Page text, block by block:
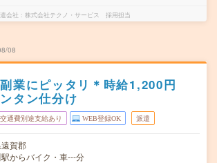
会社 株式会社テクノ・サービス 採用担当
08
副業にピッタリ＊時給1,200円
タン仕分け
交通費別途支給あり WEB登録OK 派遣
賀郡
からバイク・車---分